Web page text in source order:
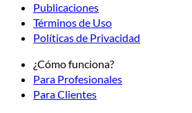
Publicaciones
Términos de Uso
Políticas de Privacidad
¿Cómo funciona?
Para Profesionales
Para Clientes